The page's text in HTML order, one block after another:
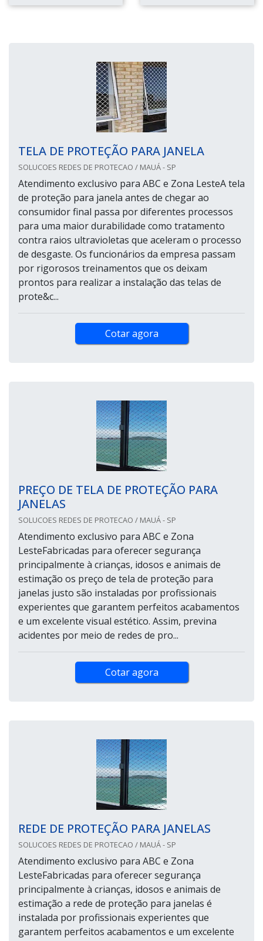
TELA DE PROTEÇÃO PARA JANELA
SOLUCOES REDES DE PROTECAO / MAUÁ - SP
Atendimento exclusivo para ABC e Zona LesteA tela
de proteção para janela antes de chegar ao
consumidor final passa por diferentes processos
para uma maior durabilidade como tratamento
contra raios ultravioletas que aceleram o processo
de desgaste. Os funcionários da empresa passam
por rigorosos treinamentos que os deixam
prontos para realizar a instalação das telas de
prote&c...
Cotar agora
PREÇO DE TELA DE PROTEÇÃO PARA
JANELAS
SOLUCOES REDES DE PROTECAO / MAUÁ - SP
Atendimento exclusivo para ABC e Zona
LesteFabricadas para oferecer segurança
principalmente à crianças, idosos e animais de
estimação os preço de tela de proteção para
janelas justo são instaladas por profissionais
experientes que garantem perfeitos acabamentos
e um excelente visual estético. Assim, previna
acidentes por meio de redes de pro...
Cotar agora
REDE DE PROTEÇÃO PARA JANELAS
SOLUCOES REDES DE PROTECAO / MAUÁ - SP
Atendimento exclusivo para ABC e Zona
LesteFabricadas para oferecer segurança
principalmente à crianças, idosos e animais de
estimação a rede de proteção para janelas é
instalada por profissionais experientes que
garantem perfeitos acabamentos e um excelente